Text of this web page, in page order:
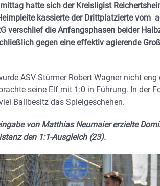
hatte sich der Kreisligist
kassierte der Drittplatzierte vom
verschlief die Anfangsphasen beider
gegen eine effektiv agierende
ASV-Stürmer Robert Wagner nicht
seine Elf mit 1:0 in Führung. In der
Ballbesitz das Spielgeschehen.
von Matthias Neumaier erzielte
den 1:1-Ausgleich (23).